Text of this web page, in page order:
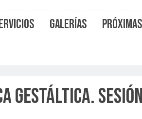
Galerías
Gestáltica.